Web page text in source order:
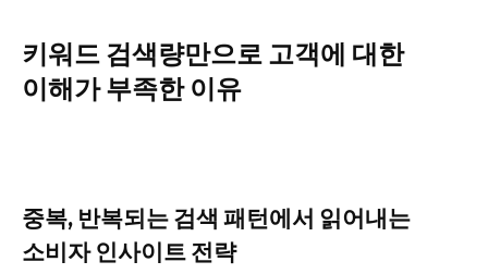
키워드 검색량만으로 고객에 대한
이해가 부족한 이유
중복, 반복되는 검색 패턴에서 읽어내는
소비자 인사이트 전략